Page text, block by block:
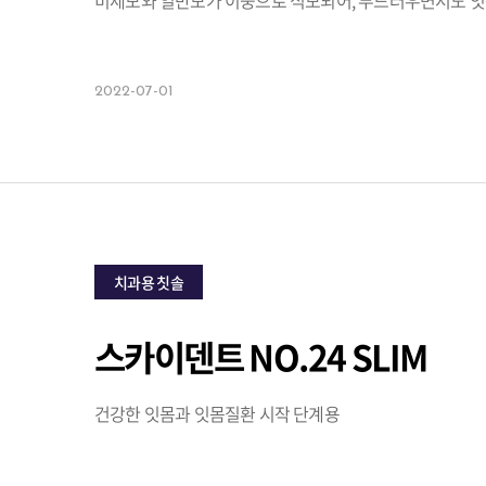
2022-07-01
치과용 칫솔
스카이덴트 NO.24 SLIM
건강한 잇몸과 잇몸질환 시작 단계용